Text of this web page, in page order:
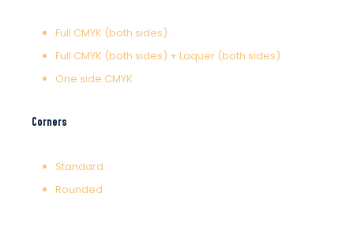
Full CMYK (both sides)
Full CMYK (both sides) + Laquer (both sides)
One side CMYK
Corners
Standard
Rounded